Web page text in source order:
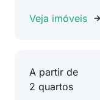
Veja imóveis
A partir de
2 quartos